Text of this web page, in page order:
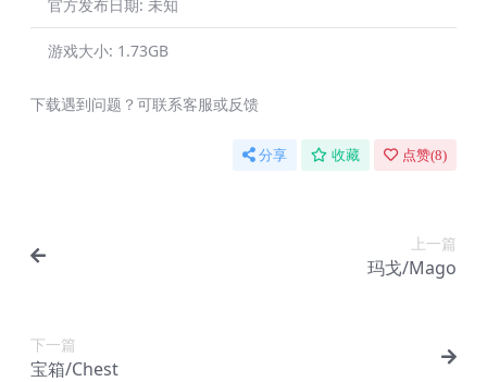
官方发布日期: 未知
游戏大小: 1.73GB
下载遇到问题？可联系客服或反馈
分享 收藏 点赞(8)
上一篇
玛戈/Mago
下一篇
宝箱/Chest